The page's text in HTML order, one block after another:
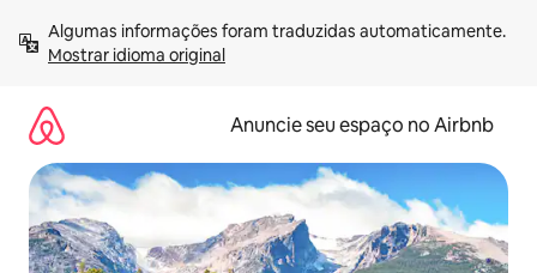
para
Mostrar idioma original
Anuncie seu espaço no Airbnb